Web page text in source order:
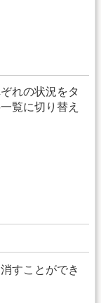
れの状況をタ
覧に切り替え
すことができ